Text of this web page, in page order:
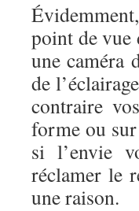
point de vue
une caméra
de
contraire
forme ou
si l’envie
réclamer le
une raison.